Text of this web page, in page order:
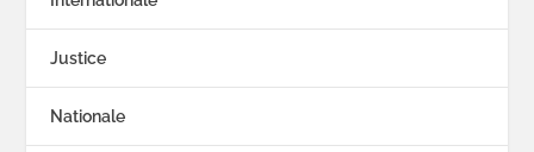
Justice
Nationale